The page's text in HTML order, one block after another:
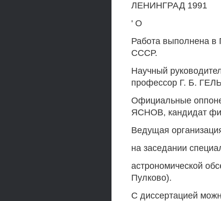
ЛЕНИНГРАД 1991
' О
Работа выполнена в
СССР.
Научный
профессор Г. Б.
Официальные
ЯСНОВ, кандидат
Ведущая
на заседании
астрономической
Пулково).
С диссертацией